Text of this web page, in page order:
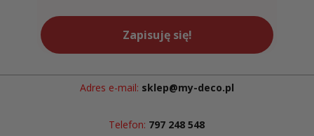
Zapisuję się!
Adres e-mail: sklep@my-deco.pl
Telefon: 797 248 548